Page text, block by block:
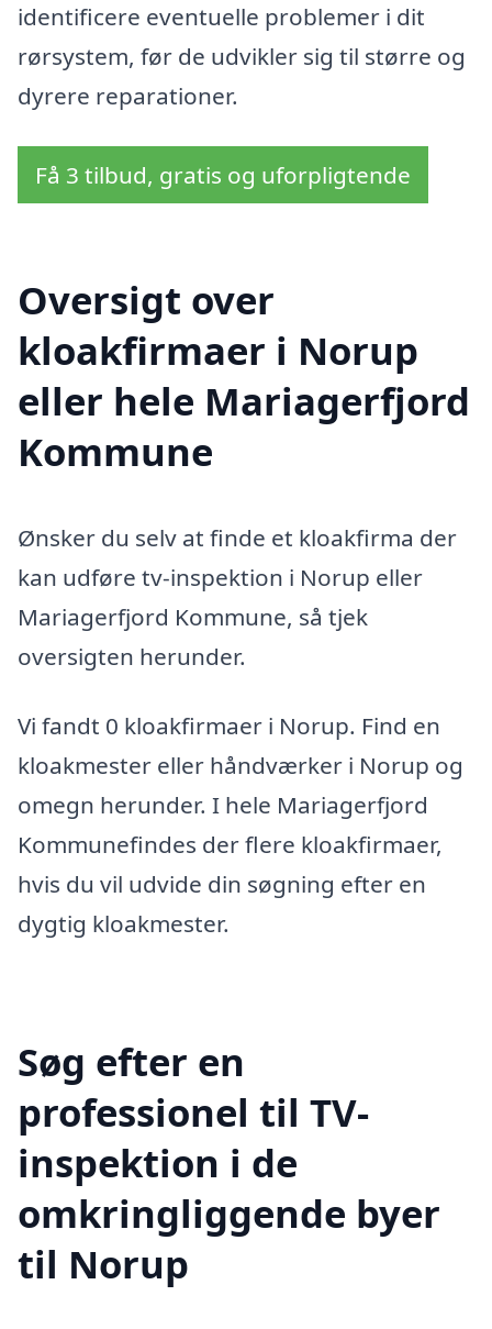
identificere eventuelle problemer i dit
rørsystem, før de udvikler sig til større og
dyrere reparationer.
Få 3 tilbud, gratis og uforpligtende
Oversigt over
kloakfirmaer i Norup
eller hele Mariagerfjord
Kommune
Ønsker du selv at finde et kloakfirma der
kan udføre tv-inspektion i Norup eller
Mariagerfjord Kommune, så tjek
oversigten herunder.
Vi fandt 0 kloakfirmaer i Norup. Find en
kloakmester eller håndværker i Norup og
omegn herunder. I hele Mariagerfjord
Kommunefindes der flere kloakfirmaer,
hvis du vil udvide din søgning efter en
dygtig kloakmester.
Søg efter en
professionel til TV-
inspektion i de
omkringliggende byer
til Norup